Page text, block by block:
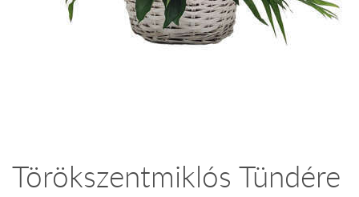
Törökszentmiklós Tündére